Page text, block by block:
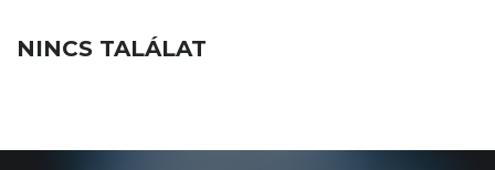
NINCS TALÁLAT